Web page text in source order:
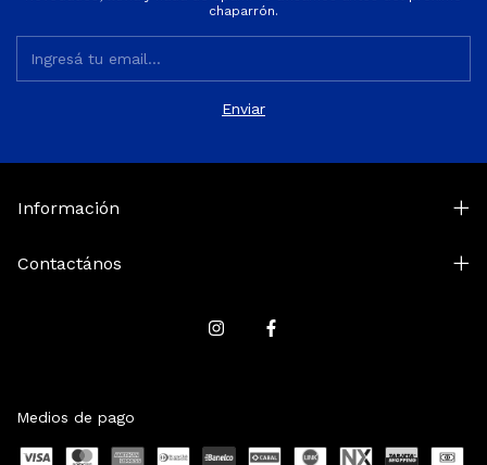
chaparrón.
Información
Contactános
Medios de pago